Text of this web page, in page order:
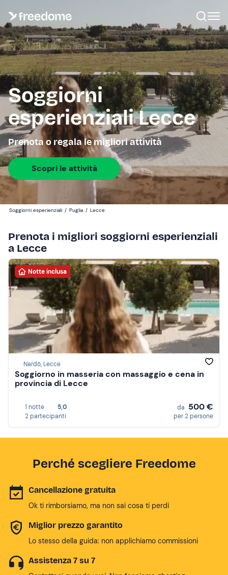
Soggiorni
esperienziali Lecce
Prenota o regala le migliori attività
Scopri le attività
Soggiorni esperienziali / Puglia / Lecce
Prenota i migliori soggiorni esperienziali
a Lecce
Notte inclusa
Nardò, Lecce
Soggiorno in masseria con massaggio e cena in
provincia di Lecce
1 notte
5,0
2 partecipanti
da 500 €
per 2 persone
Perché scegliere Freedome
Cancellazione gratuita
Ok ti rimborsiamo, ma non sai cosa ti perdi
Miglior prezzo garantito
Lo stesso della guida: non applichiamo commissioni
Assistenza 7 su 7